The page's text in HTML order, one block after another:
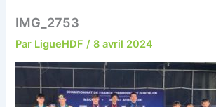
IMG_2753
Par LigueHDF/8 avril 2024